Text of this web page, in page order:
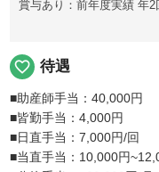
賞与あり：前年度実績 年2
favorite_border 待遇
■助産師手当：40,000円
■皆勤手当：4,000円
■日直手当：7,000円/回
■当直手当：10,000円